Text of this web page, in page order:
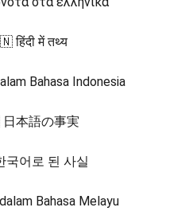
हिंदी में तथ्य
Bahasa Indonesia
本語の事実
어로 된 사실
Bahasa Melayu